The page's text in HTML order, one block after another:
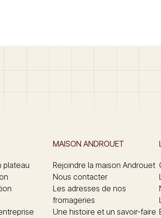
plateau
MAISON ANDROUET
Rejoindre la maison Androuet
Nous contacter
Les adresses de nos
fromageries
Une histoire et un savoir-faire